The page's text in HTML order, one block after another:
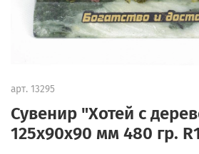
арт. 13295
Сувенир "Хотей с
125х90х90 мм 480 гр.